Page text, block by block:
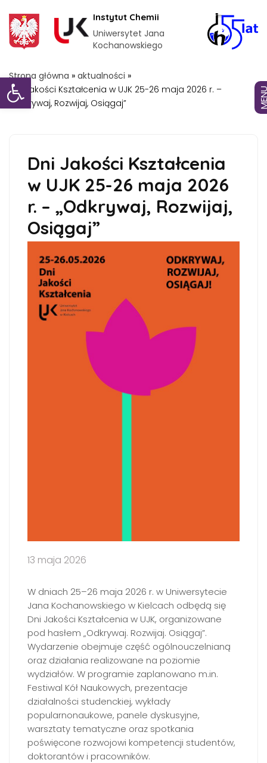
Otwórz pasek narzędzi
Instytut Chemii
Uniwersytet Jana
Kochanowskiego
Strona główna » aktualności »
Dni Jakości Kształcenia w UJK 25-26 maja 2026 r. –
„Odkrywaj, Rozwijaj, Osiągaj”
Dni Jakości Kształcenia
w UJK 25-26 maja 2026
r. – „Odkrywaj, Rozwijaj,
Osiągaj”
13 maja 2026
W dniach 25–26 maja 2026 r. w Uniwersytecie
Jana Kochanowskiego w Kielcach odbędą się
Dni Jakości Kształcenia w UJK, organizowane
pod hasłem „Odkrywaj. Rozwijaj. Osiągaj”.
Wydarzenie obejmuje część ogólnouczelnianą
oraz działania realizowane na poziomie
wydziałów. W programie zaplanowano m.in.
Festiwal Kół Naukowych, prezentacje
działalności studenckiej, wykłady
popularnonaukowe, panele dyskusyjne,
warsztaty tematyczne oraz spotkania
poświęcone rozwojowi kompetencji studentów,
doktorantów i pracowników.